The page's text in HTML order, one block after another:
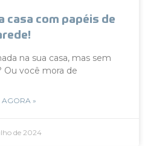
casa com papéis de
na sua casa, mas sem
Ou você mora de
AGORA »
de 2024